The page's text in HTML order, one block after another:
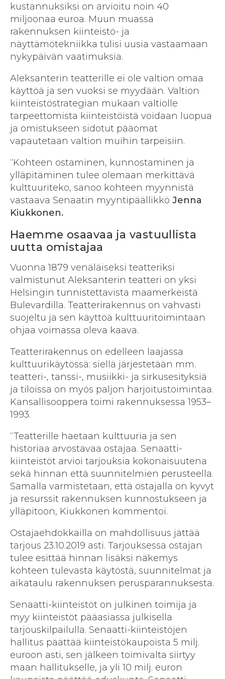
kustannuksiksi on arvioitu noin 40
miljoonaa euroa. Muun muassa
rakennuksen kiinteistö- ja
näyttämötekniikka tulisi uusia vastaamaan
nykypäivän vaatimuksia.
Aleksanterin teatterille ei ole valtion omaa
käyttöä ja sen vuoksi se myydään. Valtion
kiinteistöstrategian mukaan valtiolle
tarpeettomista kiinteistöistä voidaan luopua
ja omistukseen sidotut pääomat
vapautetaan valtion muihin tarpeisiin.
“Kohteen ostaminen, kunnostaminen ja
ylläpitäminen tulee olemaan merkittävä
kulttuuriteko, sanoo kohteen myynnistä
vastaava Senaatin myyntipäällikkö Jenna
Kiukkonen.
Haemme osaavaa ja vastuullista
uutta omistajaa
Vuonna 1879 venäläiseksi teatteriksi
valmistunut Aleksanterin teatteri on yksi
Helsingin tunnistettavista maamerkeistä
Bulevardilla. Teatterirakennus on vahvasti
suojeltu ja sen käyttöä kulttuuritoimintaan
ohjaa voimassa oleva kaava.
Teatterirakennus on edelleen laajassa
kulttuurikäytössä: siellä järjestetään mm.
teatteri-, tanssi-, musiikki- ja sirkusesityksiä
ja tiloissa on myös paljon harjoitustoimintaa.
Kansallisooppera toimi rakennuksessa 1953–
1993.
“Teatterille haetaan kulttuuria ja sen
historiaa arvostavaa ostajaa. Senaatti-
kiinteistöt arvioi tarjouksia kokonaisuutena
sekä hinnan että suunnitelmien perusteella.
Samalla varmistetaan, että ostajalla on kyvyt
ja resurssit rakennuksen kunnostukseen ja
ylläpitoon, Kiukkonen kommentoi.
Ostajaehdokkailla on mahdollisuus jättää
tarjous 23.10.2019 asti. Tarjouksessa ostajan
tulee esittää hinnan lisäksi näkemys
kohteen tulevasta käytöstä, suunnitelmat ja
aikataulu rakennuksen perusparannuksesta.
Senaatti-kiinteistöt on julkinen toimija ja
myy kiinteistöt pääasiassa julkisella
tarjouskilpailulla. Senaatti-kiinteistöjen
hallitus päättää kiinteistökaupoista 5 milj.
euroon asti, sen jälkeen toimivalta siirtyy
maan hallitukselle, ja yli 10 milj. euron